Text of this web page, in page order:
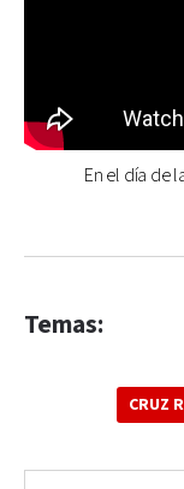
En el día de
Temas:
CRUZ